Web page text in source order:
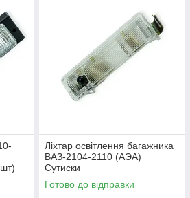
Ліхтар освітлення багажника
ВАЗ-2104-2110 (АЭА)
Сутиски
Готово до відправки